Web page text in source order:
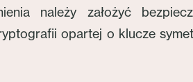
należy założyć
opartej o klucze